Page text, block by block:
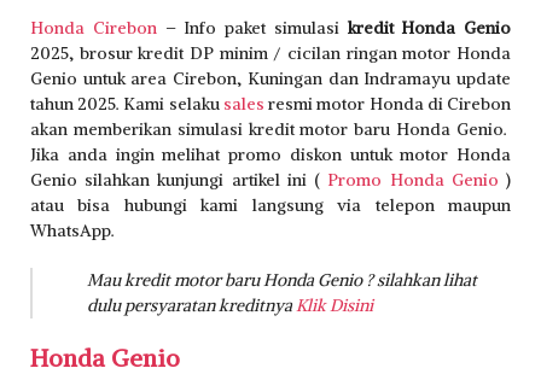
Honda Cirebon– Info paket simulasi kredit Honda Genio
2025, brosur kredit DP minim / cicilan ringan motor Honda
Genio untuk area Cirebon, Kuningan dan Indramayu update
tahun 2025. Kami selaku sales resmi motor Honda di Cirebon
akan memberikan simulasi kredit motor baru Honda Genio.
Jika anda ingin melihat promo diskon untuk motor Honda
Genio silahkan kunjungi artikel ini ( Promo Honda Genio )
atau bisa hubungi kami langsung via telepon maupun
WhatsApp.
Mau kredit motor baru Honda Genio ? silahkan lihat
dulu persyaratan kreditnyaKlik Disini
Honda Genio